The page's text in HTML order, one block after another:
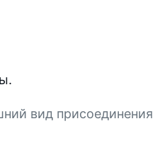
вид присоединения